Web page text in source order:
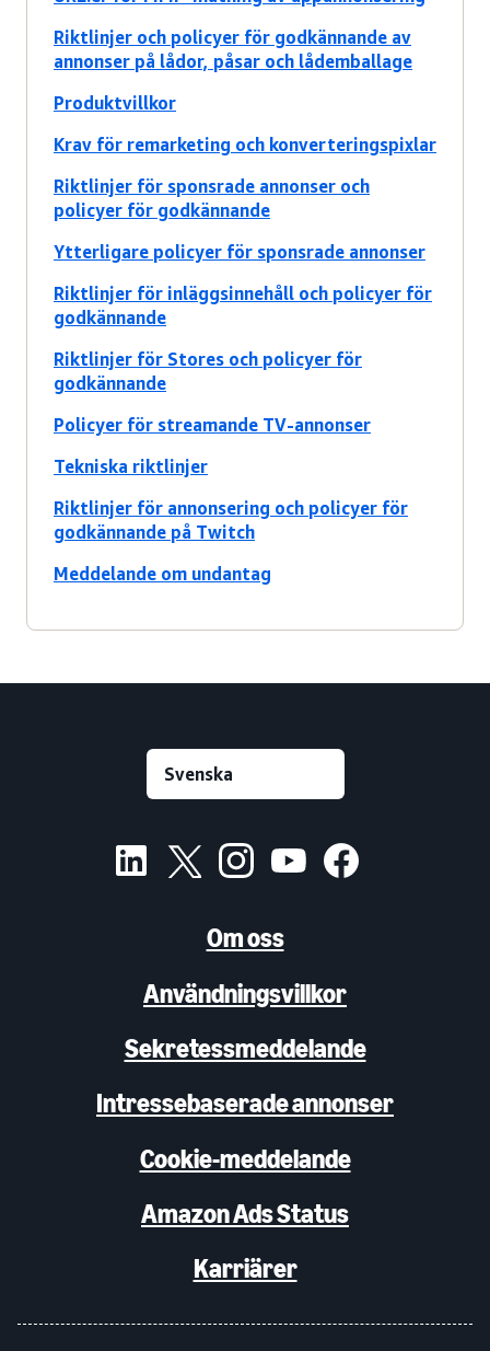
Riktlinjer och policyer för godkännande av
annonser på lådor, påsar och lådemballage
Produktvillkor
Krav för remarketing och konverteringspixlar
Riktlinjer för sponsrade annonser och
policyer för godkännande
Ytterligare policyer för sponsrade annonser
Riktlinjer för inläggsinnehåll och policyer för
godkännande
Riktlinjer för Stores och policyer för
godkännande
Policyer för streamande TV-annonser
Tekniska riktlinjer
Riktlinjer för annonsering och policyer för
godkännande på Twitch
Meddelande om undantag
Om oss
Användningsvillkor
Sekretessmeddelande
Intressebaserade annonser
Cookie-meddelande
Amazon Ads Status
Karriärer